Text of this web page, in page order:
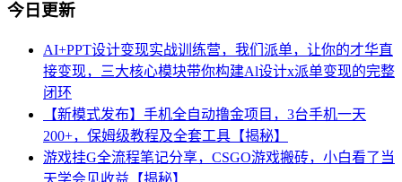
今日更新
AI+PPT设计变现实战训练营，我们派单，让你的才华直
接变现，三大核心模块带你构建Al设计x派单变现的完整
闭环
【新模式发布】手机全自动撸金项目，3台手机一天
200+，保姆级教程及全套工具【揭秘】
游戏挂G全流程笔记分享，CSGO游戏搬砖，小白看了当
天学会见收益【揭秘】